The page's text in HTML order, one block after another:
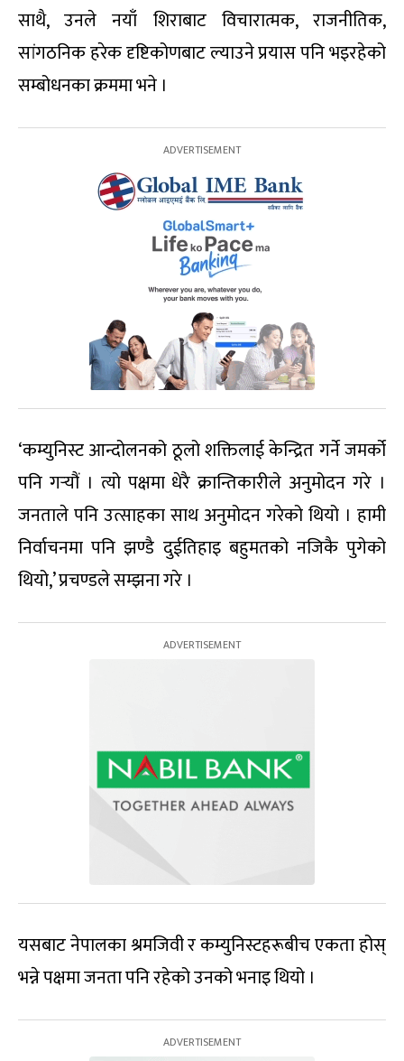
साथै, उनले नयाँ शिराबाट विचारात्मक, राजनीतिक,
सांगठनिक हरेक दृष्टिकोणबाट ल्याउने प्रयास पनि भइरहेको
सम्बोधनका क्रममा भने ।
‘कम्युनिस्ट आन्दोलनको ठूलो शक्तिलाई केन्द्रित गर्ने जमर्को
पनि गर्‍यौं । त्यो पक्षमा धेरै क्रान्तिकारीले अनुमोदन गरे ।
जनताले पनि उत्साहका साथ अनुमोदन गरेको थियो । हामी
निर्वाचनमा पनि झण्डै दुईतिहाइ बहुमतको नजिकै पुगेको
थियो,’ प्रचण्डले सम्झना गरे ।
यसबाट नेपालका श्रमजिवी र कम्युनिस्टहरूबीच एकता होस्
भन्ने पक्षमा जनता पनि रहेको उनको भनाइ थियो ।